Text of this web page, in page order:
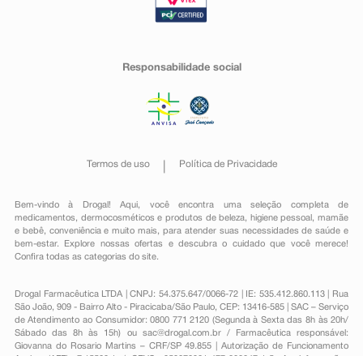
Responsabilidade social
Termos de uso Política de Privacidade
Bem-vindo à Drogal! Aqui, você encontra uma seleção completa de
medicamentos , dermocosméticos e produtos de beleza, higiene pessoal ,mamãe
e bebê, conveniênciae muito mais, para atender suas necessidades de saúde e
bem-estar. Explore nossas ofertas e descubra o cuidado que você merece!
Confira todas as categorias do site.
Drogal Farmacêutica LTDA | CNPJ: 54.375.647/0066-72 | IE: 535.412.860.113 | Rua
São João, 909 - Bairro Alto - Piracicaba/São Paulo, CEP: 13416-585 | SAC – Serviço
de Atendimento ao Consumidor: 0800 771 2120 (Segunda à Sexta das 8h às 20h/
Sábado das 8h às 15h) ou sac@drogal.com.br/ Farmacêutica responsável:
Giovanna do Rosario Martins – CRF/SP 49.855 | Autorização de Funcionamento